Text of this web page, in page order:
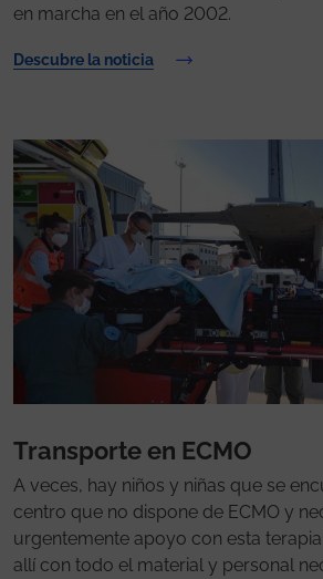
en marcha en el año 2002.
Descubre la noticia
Transporte en ECMO
A veces, hay niños y niñas que se
centro que no dispone de ECMO y
urgentemente apoyo con esta
allí con todo el material y personal